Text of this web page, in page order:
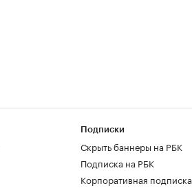
Подписки
Скрыть баннеры на РБК
Подписка на РБК
Корпоративная подписка